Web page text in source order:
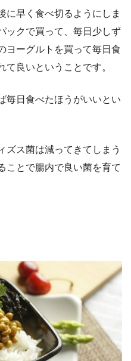
に早く食べ切るようにしま
ックで買って、毎日少しず
ヨーグルトを買って毎日食
良いということです。
毎日食べたほうがいいとい
ズス菌は減ってきてしまう
ことで腸内で良い菌を育て